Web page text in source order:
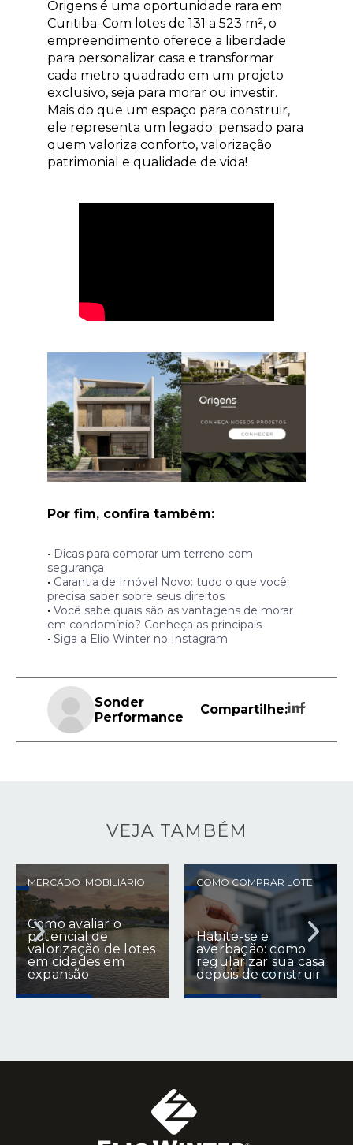
Origens é uma oportunidade rara em
Curitiba. Com lotes de 131 a 523 m², o
empreendimento oferece a liberdade
para personalizar casa e transformar
cada metro quadrado em um projeto
exclusivo, seja para morar ou investir.
Mais do que um espaço para construir,
ele representa um legado: pensado para
quem valoriza conforto, valorização
patrimonial e qualidade de vida!
Por fim, confira também:
• Dicas para comprar um terreno com
segurança
• Garantia de Imóvel Novo: tudo o que você
precisa saber sobre seus direitos
• Você sabe quais são as vantagens de morar
em condomínio? Conheça as principais
• Siga a Elio Winter no Instagram
Sonder
Performance
Compartilhe:
VEJA TAMBÉM
COMO COMPRAR LOTE
Habite-se e
averbação: como
regularizar sua casa
depois de construir
FINANCIAMENTO E
Custo real de
construir em
terreno próprio: o
que entra na
conta?